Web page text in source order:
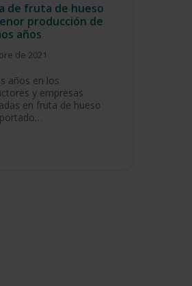
de fruta de hueso
producción de
años
de 2021
años en los
y empresas
en fruta de hueso